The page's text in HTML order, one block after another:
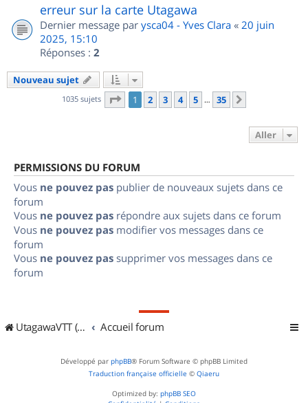
erreur sur la carte Utagawa
Dernier message par ysca04 - Yves Clara « 20 juin
2025, 15:10
Réponses : 2
Nouveau sujet
1035 sujets Page 1sur
1 2 3 4 5 … 35
Aller
PERMISSIONS DU FORUM
Vous ne pouvez pas publier de nouveaux sujets dans ce
forum
Vous ne pouvez pas répondre aux sujets dans ce forum
Vous ne pouvez pas modifier vos messages dans ce
forum
Vous ne pouvez pas supprimer vos messages dans ce
forum
UtagawaVTT (Randos VTT et VTTAE avec traces GPS) Accueil forum
Développé par phpBB® Forum Software © phpBB Limited
Traduction française officielle © Qiaeru
Optimized by: phpBB SEO